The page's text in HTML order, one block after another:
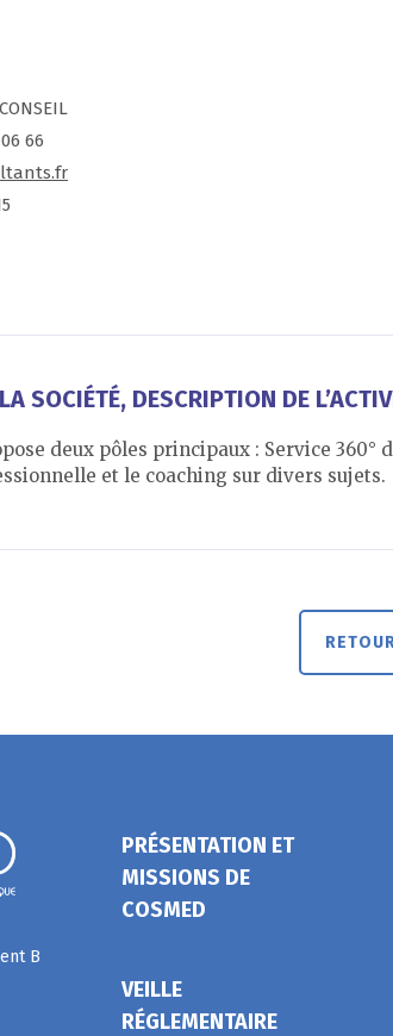
66
SOCIÉTÉ, DESCRIPTION DE
deux pôles principaux : Service
et le coaching sur divers sujets.
B
PRÉSENTATION ET
MISSIONS DE
COSMED
VEILLE
RÉGLEMENTAIRE